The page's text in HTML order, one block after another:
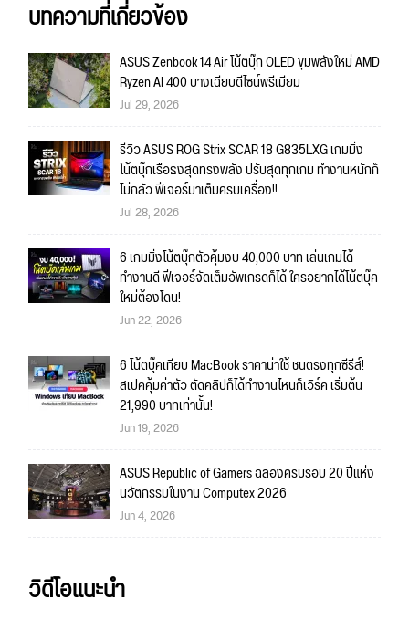
บทความที่เกี่ยวข้อง
ASUS Zenbook 14 Air โน้ตบุ๊ก OLED ขุมพลังใหม่ AMD
Ryzen AI 400 บางเฉียบดีไซน์พรีเมียม
Jul 29, 2026
รีวิว ASUS ROG Strix SCAR 18 G835LXG เกมมิ่ง
โน้ตบุ๊กเรือธงสุดทรงพลัง ปรับสุดทุกเกม ทำงานหนักก็
ไม่กลัว ฟีเจอร์มาเต็มครบเครื่อง!!
Jul 28, 2026
6 เกมมิ่งโน้ตบุ๊กตัวคุ้มงบ 40,000 บาท เล่นเกมได้
ทำงานดี ฟีเจอร์จัดเต็มอัพเกรดก็ได้ ใครอยากได้โน้ตบุ๊ค
ใหม่ต้องโดน!
Jun 22, 2026
6 โน้ตบุ๊คเทียบ MacBook ราคาน่าใช้ ชนตรงทุกซีรีส์!
สเปคคุ้มค่าตัว ตัดคลิปก็ได้ทำงานไหนก็เวิร์ค เริ่มต้น
21,990 บาทเท่านั้น!
Jun 19, 2026
ASUS Republic of Gamers ฉลองครบรอบ 20 ปีแห่ง
นวัตกรรมในงาน Computex 2026
Jun 4, 2026
วิดีโอแนะนำ